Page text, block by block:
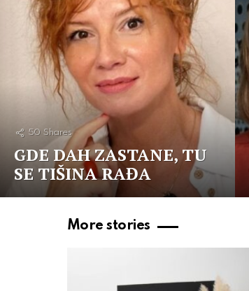
50 Shares
GDE DAH ZASTANE, TU
SE TIŠINA RAĐA
More stories